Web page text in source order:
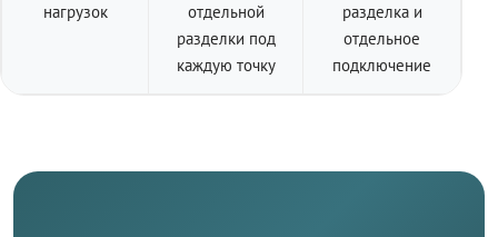
нагрузок
отдельной
разделки под
каждую точку
разделка и
отдельное
подключение